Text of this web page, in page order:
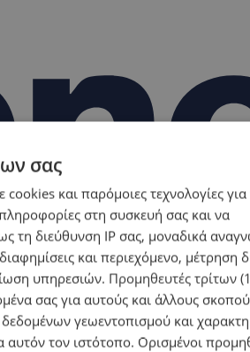
σας
cookies και παρόμοιες τεχνολογίες
στη συσκευή σας και να
τη διεύθυνση IP σας, μοναδικά
και περιεχόμενο, μέτρηση
υπηρεσιών. Προμηθευτές τρίτων
σας για αυτούς και άλλους
γεωεντοπισμού και
αυτόν τον ιστότοπο. Ορισμένοι